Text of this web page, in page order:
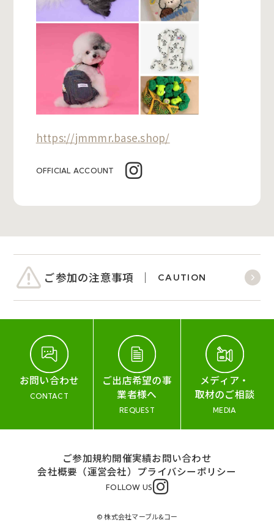
https://jmmmr.base.shop/
OFFICIAL ACCOUNT
ご参加の注意事項 CAUTION
お問い合わせ
CONTACT
ご出店希望の事
業者様へ
REQUEST
メディア・
取材のご相談
MEDIA
ご参加規約開催実績お問い合わせ
会社概要（運営会社） プライバシーポリシー
FOLLOW US
© 株式会社マーブル&コー